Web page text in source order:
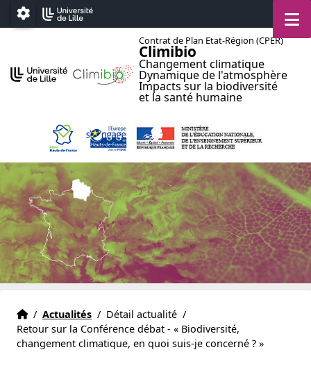
Accéder au menu principal
Accéder au contenu
Paramétrage
Contrat de Plan Etat-Région (CPER)
Climibio
Changement climatique
Dynamique de l'atmosphère
Impacts sur la biodiversité
et la santé humaine
Accueil
Accueil
/ Actualités / Détail actualité /
Retour sur la Conférence débat - « Biodiversité,
changement climatique, en quoi suis-je concerné ? »